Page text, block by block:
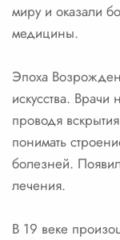
миру и оказали
медицины.
Эпоха
искусства. Врачи
проводя
понимать
болезней.
лечения.
В 19 веке